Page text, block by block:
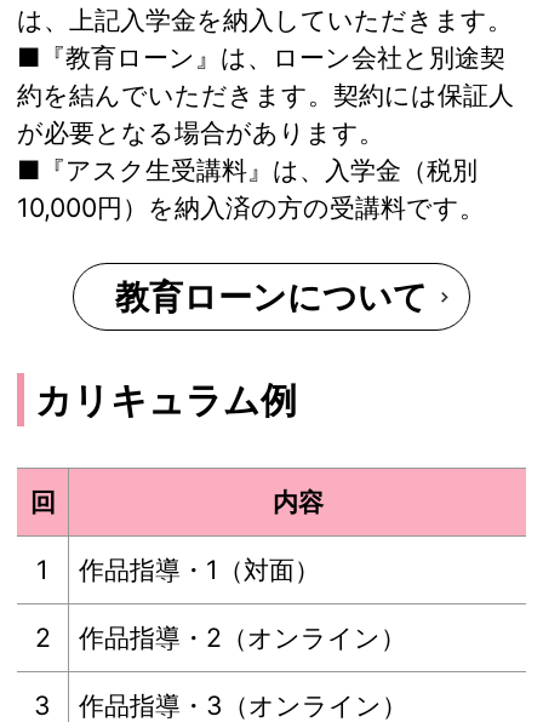
は、上記入学金を納入していただきます。
■『教育ローン』は、ローン会社と別途契
約を結んでいただきます。契約には保証人
が必要となる場合があります。
■『アスク生受講料』は、入学金（税別
10,000円）を納入済の方の受講料です。
教育ローンについて
カリキュラム例
回 内容
1 作品指導・1（対面）
2 作品指導・2（オンライン）
3 作品指導・3（オンライン）